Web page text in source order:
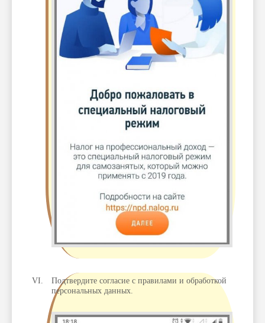
Подтвердите согласие с правилами и обработкой
персональных данных.